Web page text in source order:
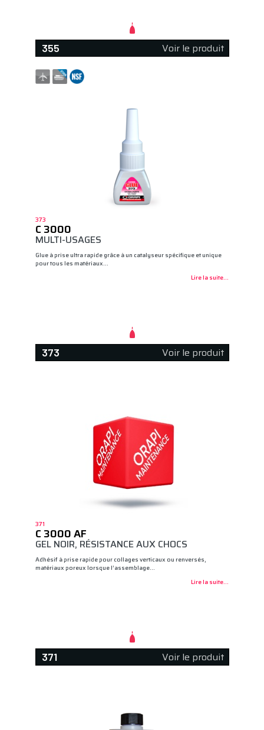
355 Voir le produit
373
C 3000
MULTI-USAGES
Glue à prise ultra rapide grâce à un catalyseur spécifique et unique
pour tous les matériaux…
Lire la suite...
373 Voir le produit
371
C 3000 AF
GEL NOIR, RÉSISTANCE AUX CHOCS
Adhésif à prise rapide pour collages verticaux ou renversés,
matériaux poreux lorsque l’assemblage…
Lire la suite...
371 Voir le produit